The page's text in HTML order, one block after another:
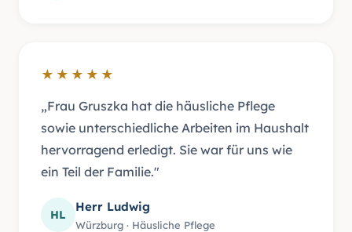
★★★★★
„Frau Gruszka hat die häusliche Pflege
sowie unterschiedliche Arbeiten im Haushalt
hervorragend erledigt. Sie war für uns wie
ein Teil der Familie."
HL
Herr Ludwig
Würzburg · Häusliche Pflege